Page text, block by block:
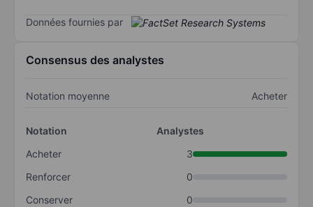
Données fournies par
Consensus des analystes
Notation moyenne Acheter
Notation
Analystes
Acheter
3
Renforcer
0
Conserver
0